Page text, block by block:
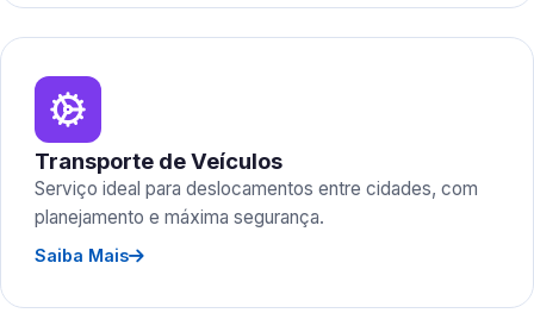
Transporte de Veículos
Serviço ideal para deslocamentos entre cidades, com
planejamento e máxima segurança.
Saiba Mais